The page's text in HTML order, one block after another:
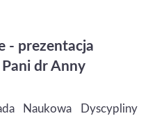
- prezentacja
dr Anny
Naukowa Dyscypliny